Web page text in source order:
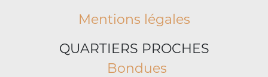
Mentions légales
QUARTIERS PROCHES
Bondues